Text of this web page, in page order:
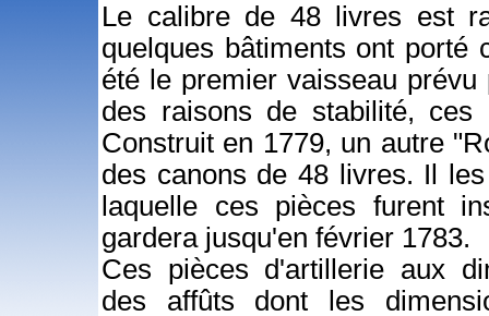
Le calibre de 48 livres est
quelques bâtiments ont porté
été le premier vaisseau
des raisons de stabilité,
Construit en 1779, un autre
des canons de 48 livres. Il
laquelle ces pièces furent
gardera jusqu'en février 1783.
Ces pièces d'artillerie aux
des affûts dont les